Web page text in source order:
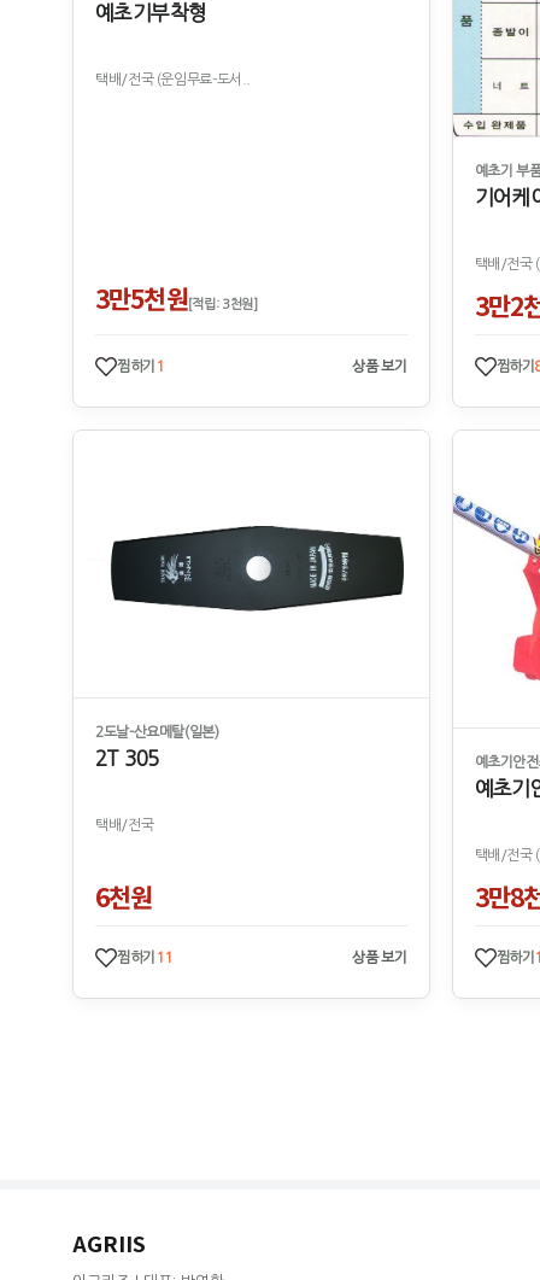
예초기부착형
택배/전국 (운임무료-도서..
3만5천원[적립: 3천원]
찜하기 1 상품 보기
예초기 부
기어케
택배/전국
3만2
찜하기
2도날-산요메탈(일본)
2T 305
택배/전국
6천원
찜하기 11 상품 보기
예초기안
예초기
택배/전국
3만8
찜하기
AGRIIS